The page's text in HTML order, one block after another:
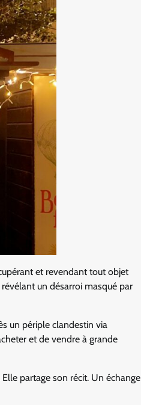
et revendant tout objet
un désarroi masqué par
un périple clandestin via
et de vendre à grande
partage son récit. Un échange